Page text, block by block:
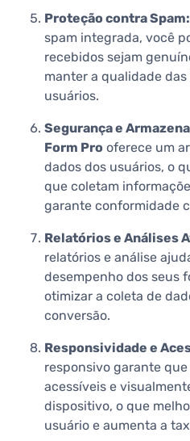
Proteção contra Spam:
spam integrada, você
recebidos sejam
manter a qualidade
usuários.
Segurança e
Form Pro oferece um
dados dos usuários, o
que coletam
garante conformidade
Relatórios e Análises
relatórios e análise
desempenho dos seus
otimizar a coleta de
conversão.
Responsividade e
responsivo garante
acessíveis e
dispositivo, o que
usuário e aumenta a